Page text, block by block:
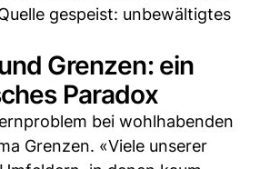
gespeist: unbewältigtes
Grenzen: ein
Paradox
bei wohlhabenden
Grenzen. «Viele unserer